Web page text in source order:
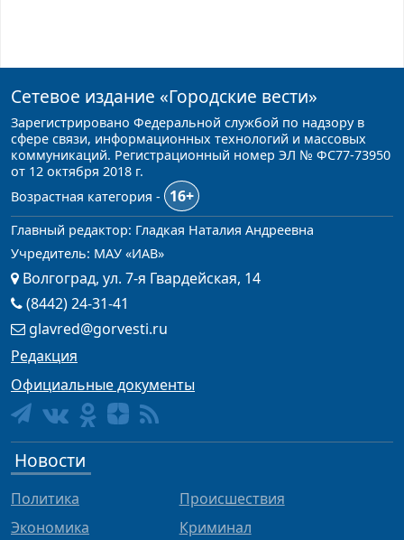
Сетевое издание «Городские вести»
Зарегистрировано Федеральной службой по надзору в
сфере связи, информационных технологий и массовых
коммуникаций. Регистрационный номер ЭЛ № ФС77-73950
от 12 октября 2018 г.
Возрастная категория -
16+
Главный редактор: Гладкая Наталия Андреевна
Учредитель: МАУ «ИАВ»
Волгоград, ул. 7-я Гвардейская, 14
(8442) 24-31-41
glavred@gorvesti.ru
Редакция
Официальные документы
Новости
Политика
Экономика
Происшествия
Криминал